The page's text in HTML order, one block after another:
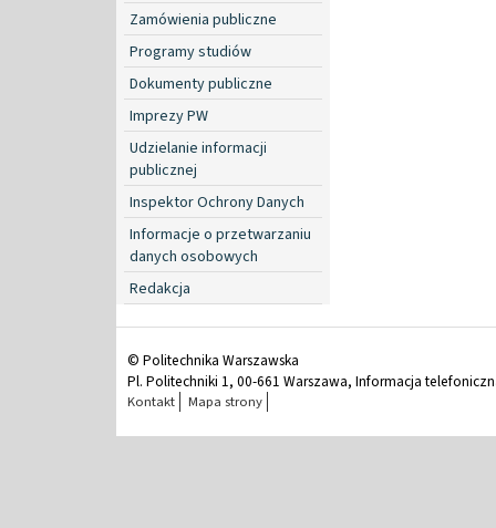
Zamówienia publiczne
Programy studiów
Dokumenty publiczne
Imprezy PW
Udzielanie informacji
publicznej
Inspektor Ochrony Danych
Informacje o przetwarzaniu
danych osobowych
Redakcja
© Politechnika Warszawska
Pl. Politechniki 1, 00-661 Warszawa, Informacja
Kontakt Mapa strony